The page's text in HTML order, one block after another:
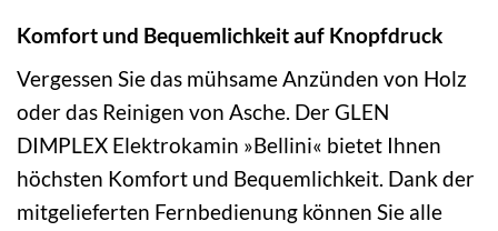
Komfort und Bequemlichkeit auf Knopfdruck
Vergessen Sie das mühsame Anzünden von Holz
oder das Reinigen von Asche. Der GLEN
DIMPLEX Elektrokamin »Bellini« bietet Ihnen
höchsten Komfort und Bequemlichkeit. Dank der
mitgelieferten Fernbedienung können Sie alle